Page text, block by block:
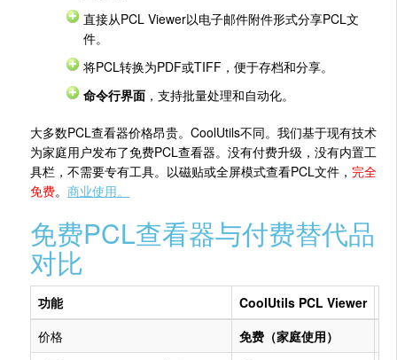
直接从PCL Viewer以电子邮件附件形式分享PCL文
件。
将PCL转换为PDF或TIFF，便于存档和分享。
命令行界面 ，支持批量处理和自动化。
大多数PCL查看器价格昂贵。CoolUtils不同。我们基于现有技术
为家庭用户发布了免费PCL查看器。没有付费升级，没有内置工
具栏，不需要专有工具。以磁贴或全屏模式查看PCL文件， 完全
免费。商业使用。
免费PCL查看器与付费替代品
对比
功能 CoolUtils PCL Viewer
价格
免费（家庭使用）